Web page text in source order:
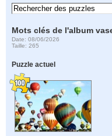
Mots clés de l'album
Date: 08/06/2026
Taille: 265
Puzzle actuel